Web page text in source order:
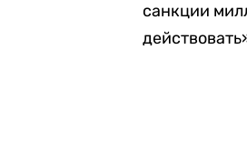
санкции